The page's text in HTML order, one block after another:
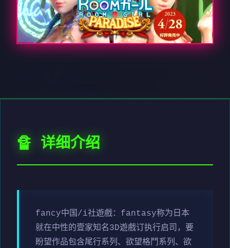
🔏 详细介绍
fancy中国/i社遊戲：fantasy称为日本
就在中性的壹家知名3D遊戲订执行启司，要
盼望作品包含尾行系列、欲望格鬥系列、欲